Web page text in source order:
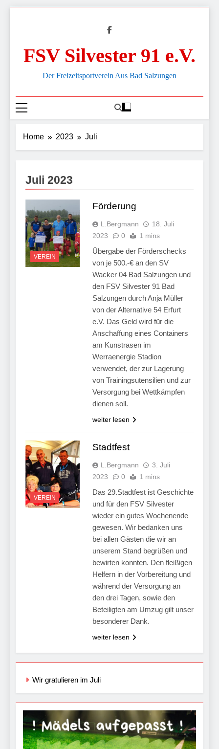
FSV Silvester 91 e.V.
Der Freizeitsportverein Aus Bad Salzungen
Home 2023 Juli
Juli 2023
VEREIN
Förderung
L.Bergmann
18. Juli
2023
0 1 mins
Übergabe der Förderschecks
von je 500.-€ an den SV
Wacker 04 Bad Salzungen und
den FSV Silvester 91 Bad
Salzungen durch Anja Müller
von der Alternative 54 Erfurt
e.V. Das Geld wird für die
Anschaffung eines Containers
am Kunstrasen im
Werraenergie Stadion
verwendet, der zur Lagerung
von Trainingsutensilien und zur
Versorgung bei Wettkämpfen
dienen soll.
weiter lesen
VEREIN
Stadtfest
L.Bergmann
3. Juli
2023
0 1 mins
Das 29.Stadtfest ist Geschichte
und für den FSV Silvester
wieder ein gutes Wochenende
gewesen. Wir bedanken uns
bei allen Gästen die wir an
unserem Stand begrüßen und
bewirten konnten. Den fleißigen
Helfern in der Vorbereitung und
während der Versorgung an
den drei Tagen, sowie den
Beteiligten am Umzug gilt unser
besonderer Dank.
weiter lesen
Wir gratulieren im Juli